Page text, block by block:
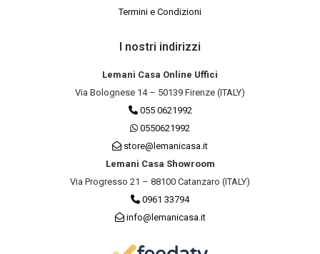
Termini e Condizioni
I nostri indirizzi
Lemani Casa Online Uffici
Via Bolognese 14 – 50139 Firenze (ITALY)
055 0621992
0550621992
store@lemanicasa.it
Lemani Casa Showroom
Via Progresso 21 – 88100 Catanzaro (ITALY)
0961 33794
info@lemanicasa.it